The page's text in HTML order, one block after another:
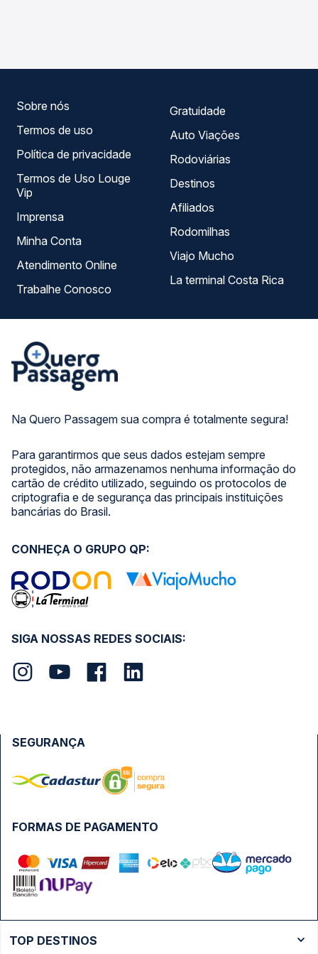
Na Quero Passagem sua compra é totalmente segura!
Para garantirmos que seus dados estejam sempre
protegidos, não armazenamos nenhuma informação do
cartão de crédito utilizado, seguindo os protocolos de
criptografia e de segurança das principais instituições
bancárias do Brasil.
Sobre nós
Termos de uso
Política de privacidade
Termos de Uso Louge
Vip
Imprensa
Minha Conta
Atendimento Online
Trabalhe Conosco
Gratuidade
Auto Viações
Rodoviárias
Destinos
Afiliados
Rodomilhas
Viajo Mucho
La terminal Costa Rica
SIGA NOSSAS REDES SOCIAIS:
CONHEÇA O GRUPO QP:
FORMAS DE PAGAMENTO
SEGURANÇA
TOP DESTINOS